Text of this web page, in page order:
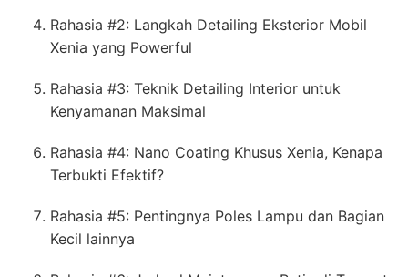
Rahasia #2: Langkah Detailing Eksterior Mobil
Xenia yang Powerful
Rahasia #3: Teknik Detailing Interior untuk
Kenyamanan Maksimal
Rahasia #4: Nano Coating Khusus Xenia, Kenapa
Terbukti Efektif?
Rahasia #5: Pentingnya Poles Lampu dan Bagian
Kecil lainnya